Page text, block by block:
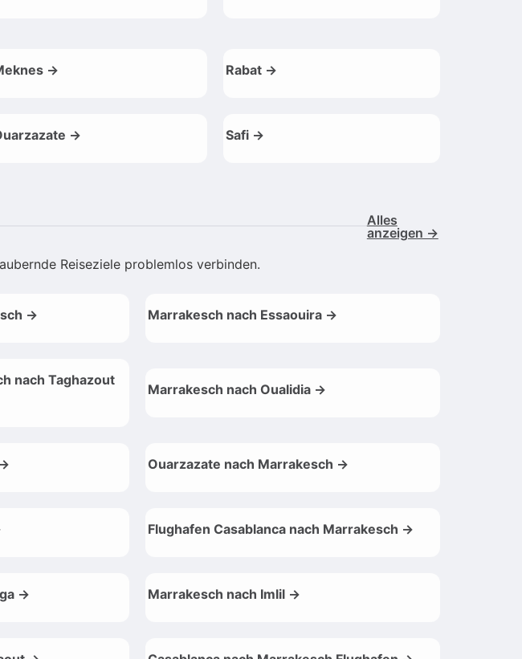
→ Rabat →
→ Safi →
Alles
anzeigen →
Reiseziele problemlos verbinden.
→ Marrakesch nach Essaouira →
nach Taghazout
Marrakesch nach Oualidia →
Ouarzazate nach Marrakesch →
Flughafen Casablanca nach Marrakesch →
→ Marrakesch nach Imlil →